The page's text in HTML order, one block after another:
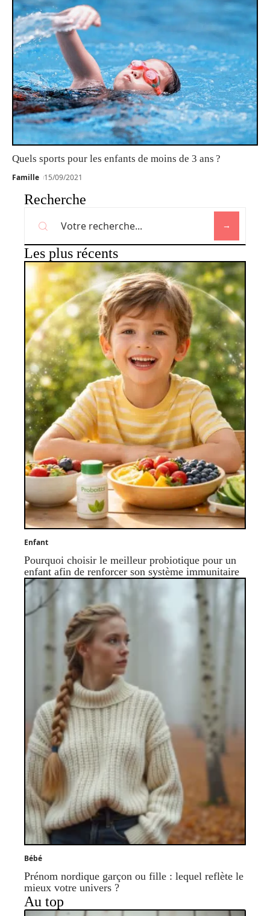
Quels sports pour les enfants de moins de 3 ans ?
Famille 15/09/2021
Recherche
Les plus récents
Enfant
Pourquoi choisir le meilleur probiotique pour un
enfant afin de renforcer son système immunitaire
Bébé
Prénom nordique garçon ou fille : lequel reflète le
mieux votre univers ?
Au top